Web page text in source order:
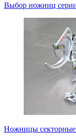
Выбор ножниц
Ножницы